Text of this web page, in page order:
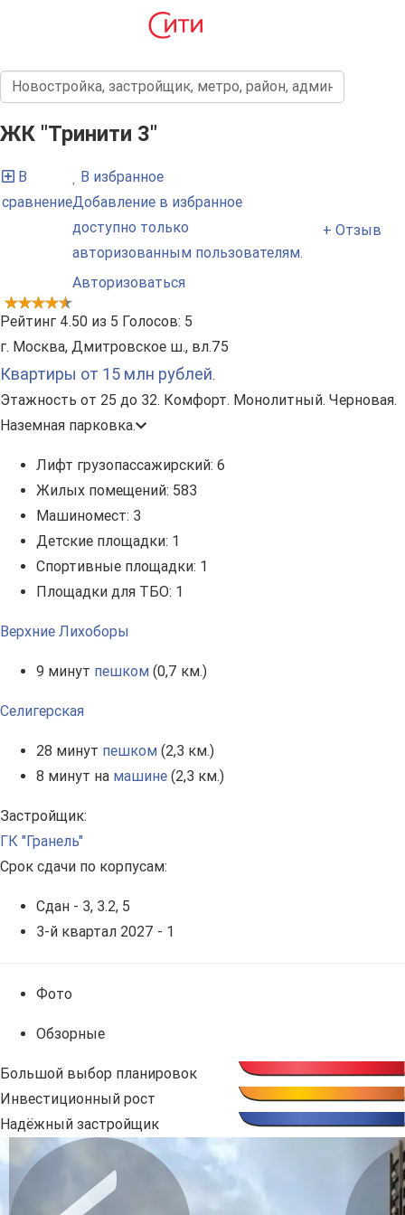
ЖК "Тринити 3"
В
сравнение
В избранное
Добавление в избранное
доступно только
авторизованным пользователям.
Авторизоваться
+ Отзыв
Рейтинг 4.50 из 5 Голосов: 5
г. Москва, Дмитровское ш., вл.75
Квартиры от 15 млн рублей.
Этажность от 25 до 32. Комфорт. Монолитный. Черновая.
Наземная парковка.
Лифт грузопассажирский: 6
Жилых помещений: 583
Машиномест: 3
Детские площадки: 1
Спортивные площадки: 1
Площадки для ТБО: 1
Верхние Лихоборы
9 минут пешком (0,7 км.)
Селигерская
28 минут пешком (2,3 км.)
8 минут на машине (2,3 км.)
Застройщик:
ГК "Гранель"
Срок сдачи по корпусам:
Сдан - 3, 3.2, 5
3-й квартал 2027 - 1
Фото
Обзорные
Большой выбор планировок
Инвестиционный рост
Надёжный застройщик